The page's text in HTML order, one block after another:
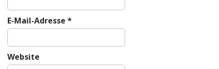
E-Mail-Adresse *
Website